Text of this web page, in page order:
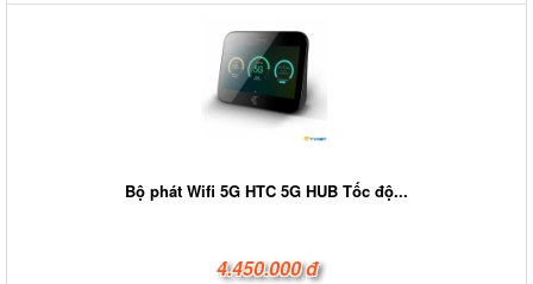
Bộ phát Wifi 5G HTC 5G HUB Tốc độ...
4.450.000 đ